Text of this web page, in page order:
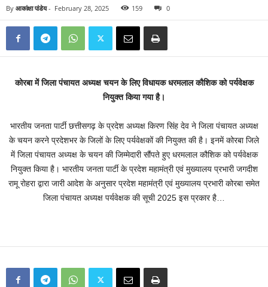
By आकांक्षा पांडेय- February 28, 2025 159 0
कोरबा में जिला पंचायत अध्यक्ष चयन के लिए विधायक धरमलाल कौशिक को पर्यवेक्षक
नियुक्त किया गया है।
भारतीय जनता पार्टी छत्तीसगढ़ के प्रदेश अध्यक्ष किरण सिंह देव ने जिला पंचायत अध्यक्ष
के चयन करने प्रदेशभर के जिलों के लिए पर्यवेक्षकों की नियुक्त की है। इनमें कोरबा जिले
में जिला पंचायत अध्यक्ष के चयन की जिम्मेदारी सौंपते हुए धरमलाल कौशिक को पर्यवेक्षक
नियुक्त किया है। भारतीय जनता पार्टी के प्रदेश महामंत्री एवं मुख्यालय प्रभारी जगदीश
रामू रोहरा द्वारा जारी आदेश के अनुसार प्रदेश महामंत्री एवं मुख्यालय प्रभारी कोरबा समेत
जिला पंचायत अध्यक्ष पर्यवेक्षक की सूची 2025 इस प्रकार है…